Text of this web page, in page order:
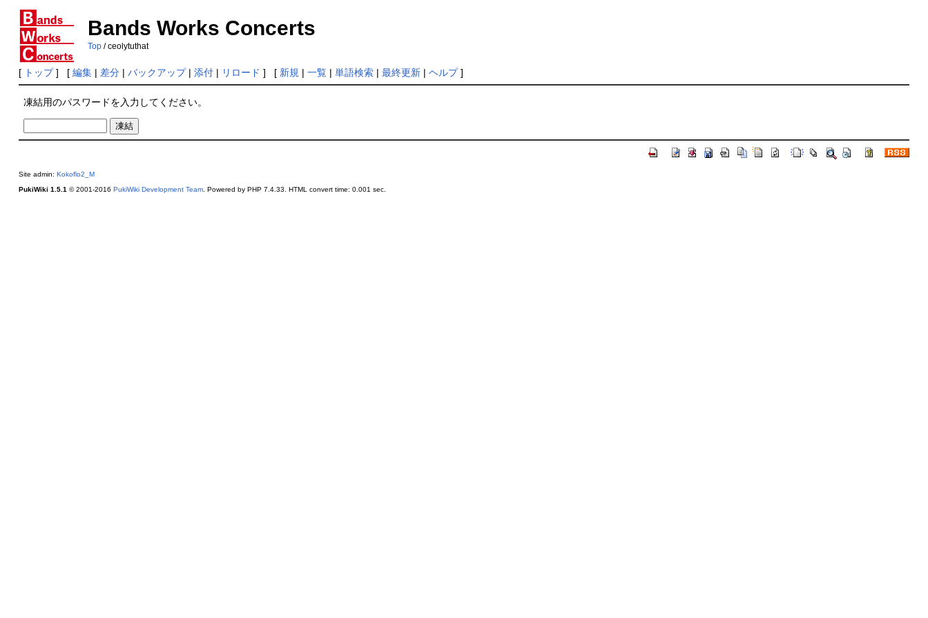
Bands Works Concerts
Top/ ceolytuthat
[ トップ] [ 編集| 差分| バックアップ| 添付| リロード ] [ 新規 | 一覧| 単語検索| 最終更新| ヘルプ]
凍結用のパスワードを入力してください。
Site admin: Kokoflo2_M
PukiWiki 1.5.1© 2001-2016 PukiWiki Development Team. Powered by PHP 7.4.33. HTML convert time: 0.001 sec.